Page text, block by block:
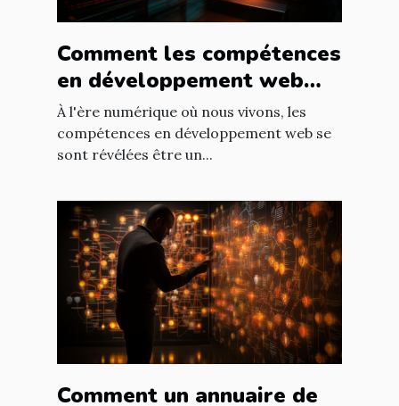
Comment les compétences
en développement web
peuvent accélérer votre
carrière
À l'ère numérique où nous vivons, les
compétences en développement web se
sont révélées être un...
Comment un annuaire de